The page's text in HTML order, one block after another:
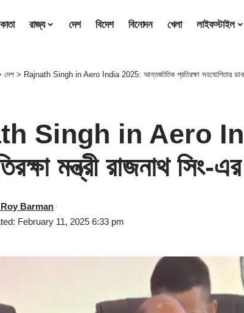
রাজ্য দেশ বিদেশ বিনোদন খেলা লাইফস্টাইল
দেশ > Rajnath Singh in Aero India 2025: আন্তর্জাতিক প্রতিরক্ষা সহযোগিতার ডাক
Singh in Aero India
মন্ত্রী রাজনাথ সিং-এর
February 11, 2025 6:33 pm
Barman